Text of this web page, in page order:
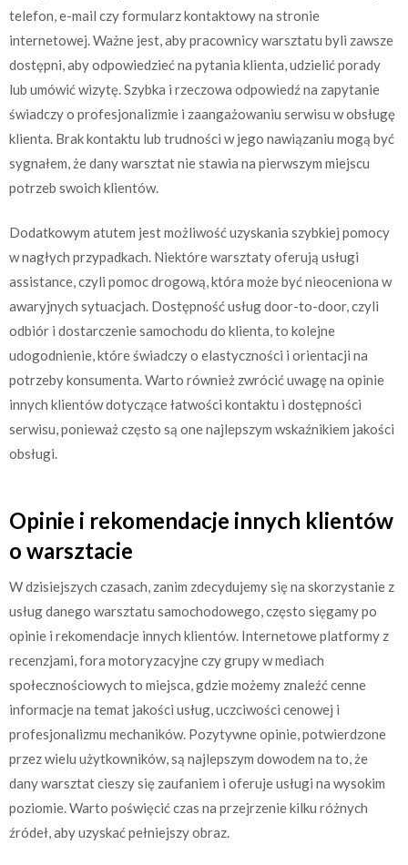
telefon, e-mail czy formularz kontaktowy na stronie
internetowej. Ważne jest, aby pracownicy warsztatu byli zawsze
dostępni, aby odpowiedzieć na pytania klienta, udzielić porady
lub umówić wizytę. Szybka i rzeczowa odpowiedź na zapytanie
świadczy o profesjonalizmie i zaangażowaniu serwisu w obsługę
klienta. Brak kontaktu lub trudności w jego nawiązaniu mogą być
sygnałem, że dany warsztat nie stawia na pierwszym miejscu
potrzeb swoich klientów.
Dodatkowym atutem jest możliwość uzyskania szybkiej pomocy
w nagłych przypadkach. Niektóre warsztaty oferują usługi
assistance, czyli pomoc drogową, która może być nieoceniona w
awaryjnych sytuacjach. Dostępność usług door-to-door, czyli
odbiór i dostarczenie samochodu do klienta, to kolejne
udogodnienie, które świadczy o elastyczności i orientacji na
potrzeby konsumenta. Warto również zwrócić uwagę na opinie
innych klientów dotyczące łatwości kontaktu i dostępności
serwisu, ponieważ często są one najlepszym wskaźnikiem jakości
obsługi.
Opinie i rekomendacje innych klientów
o warsztacie
W dzisiejszych czasach, zanim zdecydujemy się na skorzystanie z
usług danego warsztatu samochodowego, często sięgamy po
opinie i rekomendacje innych klientów. Internetowe platformy z
recenzjami, fora motoryzacyjne czy grupy w mediach
społecznościowych to miejsca, gdzie możemy znaleźć cenne
informacje na temat jakości usług, uczciwości cenowej i
profesjonalizmu mechaników. Pozytywne opinie, potwierdzone
przez wielu użytkowników, są najlepszym dowodem na to, że
dany warsztat cieszy się zaufaniem i oferuje usługi na wysokim
poziomie. Warto poświęcić czas na przejrzenie kilku różnych
źródeł, aby uzyskać pełniejszy obraz.